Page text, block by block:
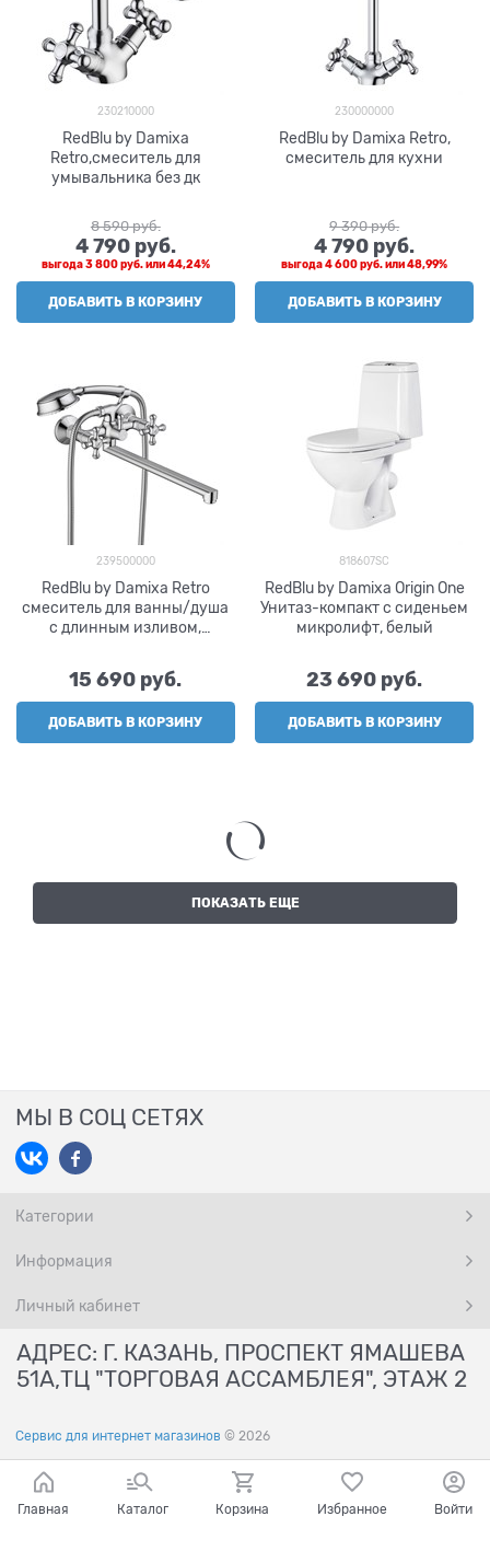
230210000
RedBlu by Damixa
Retro,смеситель для
умывальника без дк
8 590 руб.
4 790 руб.
выгода3 800 руб.или44,24%
ДОБАВИТЬ В КОРЗИНУ
230000000
RedBlu by Damixa Retro,
смеситель для кухни
9 390 руб.
4 790 руб.
выгода4 600 руб.или48,99%
ДОБАВИТЬ В КОРЗИНУ
239500000
RedBlu by Damixa Retro
смеситель для ванны/душа
с длинным изливом,
15 690 руб.
ДОБАВИТЬ В КОРЗИНУ
818607SC
RedBlu by Damixa Origin One
Унитаз-компакт с сиденьем
микролифт, белый
23 690 руб.
ДОБАВИТЬ В КОРЗИНУ
ПОКАЗАТЬ ЕЩЕ
МЫ В СОЦ СЕТЯХ
Категории
Информация
Личный кабинет
АДРЕС: Г. КАЗАНЬ, ПРОСПЕКТ ЯМАШЕВА
51А,ТЦ "ТОРГОВАЯ АССАМБЛЕЯ", ЭТАЖ 2
Сервис для интернет магазинов © 2026
Главная Каталог Корзина Избранное Войти